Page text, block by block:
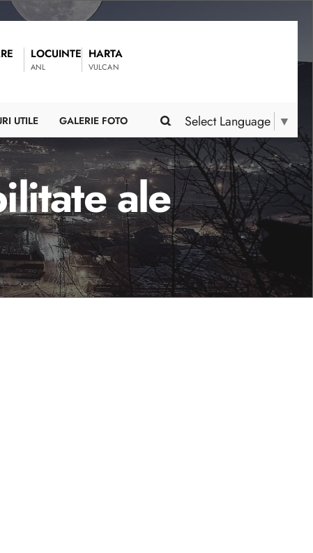
LOCUINTE
ANL
HARTA
VULCAN
Select Language ▼
UTILE GALERIE FOTO
ale